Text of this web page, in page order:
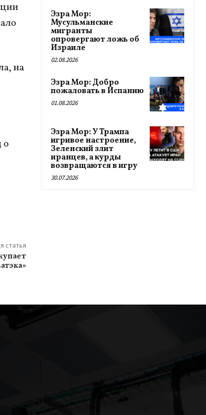
на
о
статья
Эзра Мор:
Мусульманские
мигранты
опровергают ложь об
Израиле
02.08.2026
Эзра Мор: Добро
пожаловать в Испанию
01.08.2026
Эзра Мор: У Трампа
игривое настроение,
Зеленский злит
иранцев, а курды
возвращаются в игру
30.07.2026